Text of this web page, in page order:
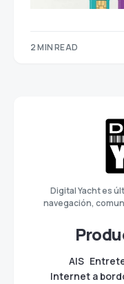
2 MIN READ
Digital Yacht es
navegación,
AIS
Internet a